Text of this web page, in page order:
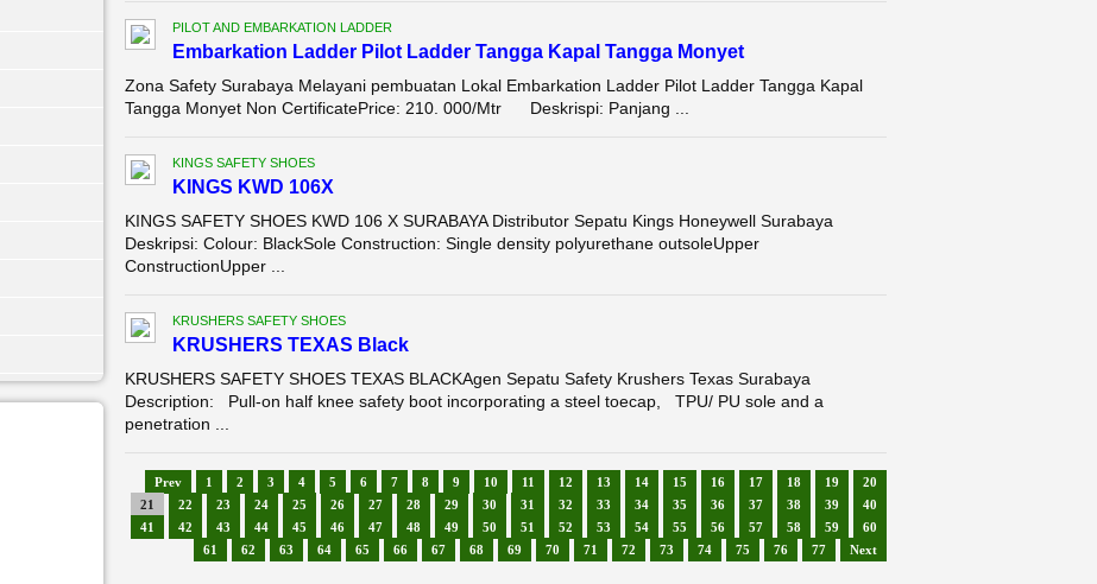
PILOT AND EMBARKATION LADDER
Embarkation Ladder Pilot Ladder Tangga Kapal Tangga Monyet
Zona Safety Surabaya Melayani pembuatan Lokal Embarkation Ladder Pilot Ladder Tangga Kapal
Tangga Monyet Non CertificatePrice: 210. 000/Mtr Deskrispi: Panjang ...
KINGS SAFETY SHOES
KINGS KWD 106X
KINGS SAFETY SHOES KWD 106 X SURABAYA Distributor Sepatu Kings Honeywell Surabaya
Deskripsi: Colour: BlackSole Construction: Single density polyurethane outsoleUpper
ConstructionUpper ...
KRUSHERS SAFETY SHOES
KRUSHERS TEXAS Black
KRUSHERS SAFETY SHOES TEXAS BLACKAgen Sepatu Safety Krushers Texas Surabaya
Description: Pull-on half knee safety boot incorporating a steel toecap, TPU/ PU sole and a
penetration ...
Prev 1 2 3 4 5 6 7 8 9 10 11 12 13 14 15 16 17 18 19
20
21
22 23 24 25 26 27 28 29 30 31 32 33 34 35 36 37 38 39
40
41
42 43 44 45 46 47 48 49 50 51 52 53 54 55 56 57 58 59
60
61
62 63 64 65 66 67 68 69 70 71 72 73 74 75 76 77 Next